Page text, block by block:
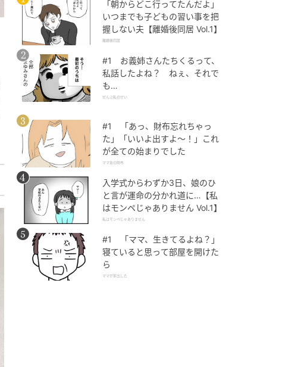
「朝からどこ行ってたんだよ」
いつまでも子どもの習い事を把
握しない夫【離婚後同居 Vol.1】
離婚後同居
#1 お義姉さんたちくるって、
私話したよね？ ねぇ、それで
も…
ぜんぶ私のせい
#1 「あっ、財布忘れちゃっ
た」「いいよ出すよ〜！」これ
が全ての始まりでした
ママ友の財布
入学式からわずか3日、娘のひ
と言が運命の分かれ道に…【私
はモンペじゃありません Vol.1】
私はモンペじゃありません
#1 「ママ、生きてるよね？」
寝ていると思って部屋を開けた
ら
ママが家出した